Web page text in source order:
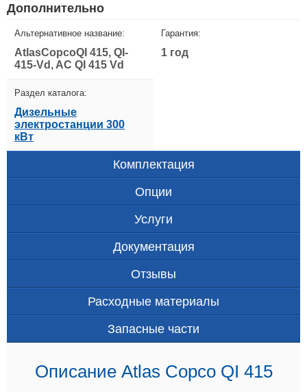
Дополнительно
Альтернативное название:
AtlasCopcoQI 415, QI-
415-Vd, AC QI 415 Vd
Гарантия:
1 год
Раздел каталога:
Дизельные
электростанции 300
кВт
Комплектация
Опции
Услуги
Документация
Отзывы
Расходные материалы
Запасные части
Описание Atlas Copco QI 415